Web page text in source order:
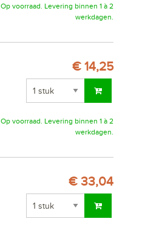
Op voorraad. Levering binnen 1 à 2
werkdagen.
€ 14,25
Op voorraad. Levering binnen 1 à 2
werkdagen.
€ 33,04